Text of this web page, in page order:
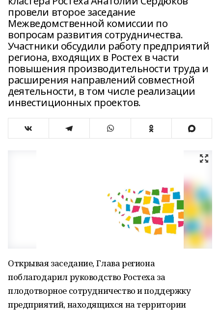
провели второе заседание
Межведомственной комиссии по
вопросам развития сотрудничества.
Участники обсудили работу предприятий
региона, входящих в Ростех в части
повышения производительности труда и
расширения направлений совместной
деятельности, в том числе реализации
инвестиционных проектов.
Открывая заседание, Глава региона
поблагодарил руководство Ростеха за
плодотворное сотрудничество и поддержку
предприятий, находящихся на территории